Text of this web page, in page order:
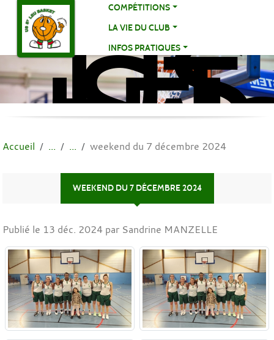
COMPÉTITIONS
LA VIE DU CLUB
INFOS PRATIQUES
US
ST
Accueil weekend du 7 décembre 2024
WEEKEND DU 7 DÉCEMBRE 2024
Publié le 13 déc. 2024 par Sandrine MANZELLE
Panneau de gestion des cookies